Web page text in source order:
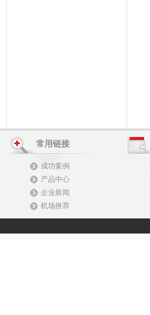
常用链接
成功案例
产品中心
企业新闻
机场推荐